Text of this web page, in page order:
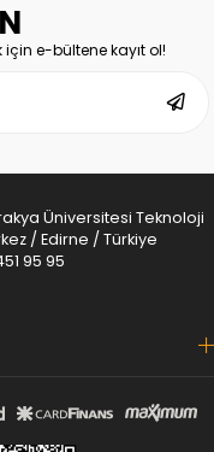
e-bültene kayıt ol!
Üniversitesi Teknoloji
/ Edirne / Türkiye
95 95